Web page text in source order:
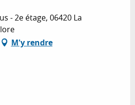
- 2e étage, 06420 La
M'y rendre